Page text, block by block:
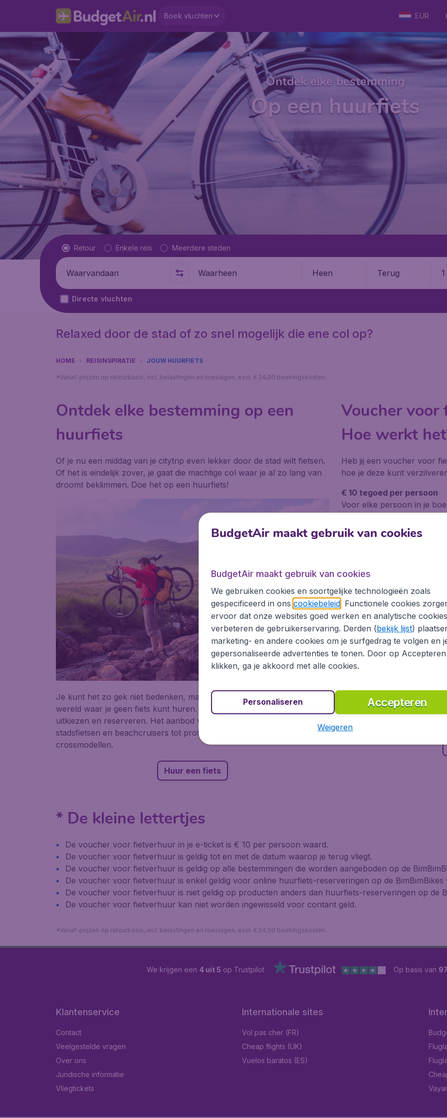
Boek vluchten EUR
Ontdek elke bestemming
Op een huurfiets
Vluchttype
Retour Enkele reis Meerdere steden
Waarvandaan Waarheen Heen Terug
Directe vluchten
Relaxed door de stad of zo snel mogelijk die ene col op?
HOME REISINSPIRATIE JOUW HUURFIETS
*Vanaf-prijzen op retourbasis, incl. belastingen en toeslagen, excl. € 24,90 boekingskosten.
Ontdek elke bestemming op een
huurfiets
Of je nu een middag van je citytrip even lekker door de stad wilt fietsen.
Of het is eindelijk zover, je gaat die machtige col waar je al zo lang van
droomt beklimmen. Doe het op een huurfiets!
Je kunt het zo gek niet bedenken, maar er is haast geen plek ter
wereld waar je geen fiets kunt huren. Beter nog, je kunt jouw fiets nu al
uitkiezen en reserveren. Het aanbod varieert van comfortabele
stadsfietsen en beachcruisers tot professionele race- en
crossmodellen.
Huur een fiets
Voucher
Hoe werkt
Heb jij een voucher voor
hoe je deze kunt
€ 10 tegoed per persoon
Voor elke persoon in je
waarde van € 10 voor het
vouchercode(s) vind je
Bijvoorbeeld: Je hebt een
In dat geval bevat je e-
Verzilver je voucher bij
Je kunt je huurfietstegoed
Hier kun je online een
heen vliegt, tijdens de
door de vouchercode en
reserveringsproces op
de
Heb je vragen over het
verzilveren van je
wordt. Zo niet, dan kun je
* De kleine lettertjes
De voucher voor fietverhuur in je e-ticket is € 10 per persoon waard.
De voucher voor fietverhuur is geldig tot en met de datum waarop je terug vliegt.
De voucher voor fietverhuur is geldig op alle bestemmingen die worden aangeboden op de
De voucher voor fietverhuur is enkel geldig voor online huurfiets-reserveringen op de BimBimBikes
De voucher voor fietverhuur is niet geldig op producten anders dan huurfiets-reserveringen op de
De voucher voor fietverhuur kan niet worden ingewisseld voor contant geld.
*Vanaf-prijzen op retourbasis, incl. belastingen en toeslagen, excl. € 24,90 boekingskosten.
We krijgen een 4 uit 5 op Trustpilot Op basis van
Klantenservice
Contact
Veelgestelde vragen
Over ons
Juridische informatie
Vliegtickets
Internationale sites
Vol pas cher (FR)
Cheap flights (UK)
Vuelos baratos (ES)
BudgetAir maakt gebruik van cookies
BudgetAir maakt gebruik van cookies
We gebruiken cookies en soortgelijke technologieën zoals
gespecificeerd in ons cookiebeleid. Functionele cookies
ervoor dat onze websites goed werken en analytische cookies
verbeteren de gebruikerservaring. Derden (bekijk lijst)
marketing- en andere cookies om je surfgedrag te volgen en
gepersonaliseerde advertenties te tonen. Door op
klikken, ga je akkoord met alle cookies.
Accepteren
Personaliseren
Weigeren